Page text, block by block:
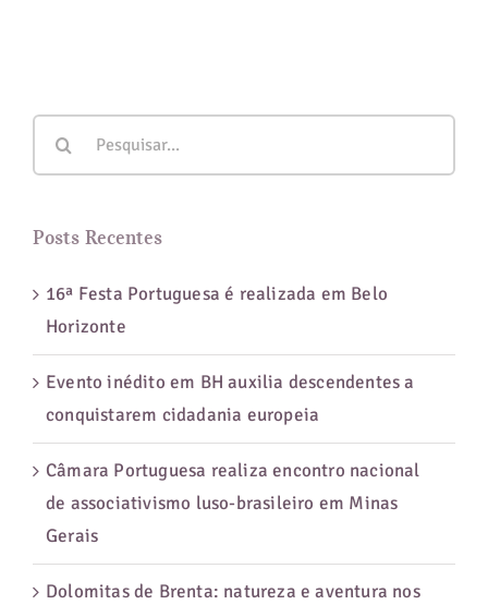
Posts Recentes
16ª Festa Portuguesa é realizada em Belo
Horizonte
Evento inédito em BH auxilia descendentes a
conquistarem cidadania europeia
Câmara Portuguesa realiza encontro nacional
de associativismo luso-brasileiro em Minas
Gerais
Dolomitas de Brenta: natureza e aventura nos